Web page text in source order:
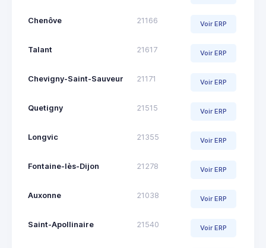
Chenôve 21166 Voir ERP
Talant 21617 Voir ERP
Chevigny-Saint-Sauveur 21171 Voir ERP
Quetigny 21515 Voir ERP
Longvic 21355 Voir ERP
Fontaine-lès-Dijon 21278 Voir ERP
Auxonne 21038 Voir ERP
Saint-Apollinaire 21540 Voir ERP